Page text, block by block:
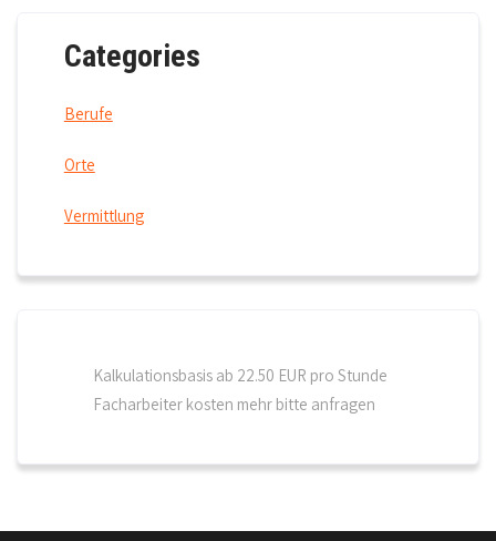
Categories
Berufe
Orte
Vermittlung
Kalkulationsbasis ab 22.50 EUR pro Stunde
Facharbeiter kosten mehr bitte anfragen